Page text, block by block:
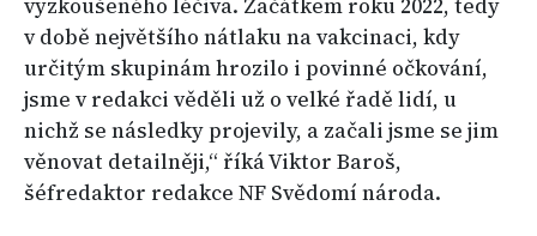
vyzkoušeného léčiva. Začátkem roku 2022, tedy
v době největšího nátlaku na vakcinaci, kdy
určitým skupinám hrozilo i povinné očkování,
jsme v redakci věděli už o velké řadě lidí, u
nichž se následky projevily, a začali jsme se jim
věnovat detailněji,“ říká Viktor Baroš,
šéfredaktor redakce NF Svědomí národa.